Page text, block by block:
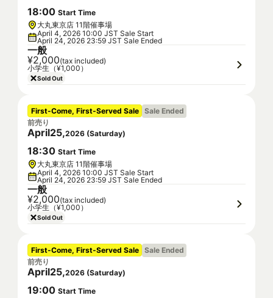
18:00 Start Time
大丸東京店 11階催事場
April 4, 2026 10:00 JST Sale Start
April 24, 2026 23:59 JST Sale Ended
一般
¥2,000(tax included)
小学生（¥1,000）
Sold Out
First-Come, First-Served Sale Sale Ended
前売り
April25,2026 (Saturday)
18:30 Start Time
大丸東京店 11階催事場
April 4, 2026 10:00 JST Sale Start
April 24, 2026 23:59 JST Sale Ended
一般
¥2,000(tax included)
小学生（¥1,000）
Sold Out
First-Come, First-Served Sale Sale Ended
前売り
April25,2026 (Saturday)
19:00 Start Time